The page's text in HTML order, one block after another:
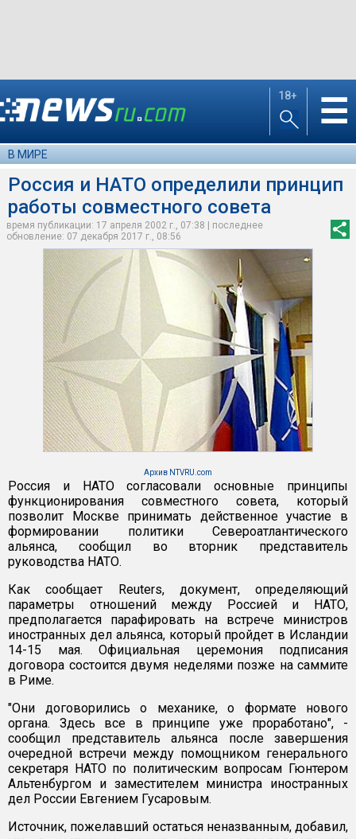
18+ ☰
В МИРЕ
Россия и НАТО определили принцип
работы совместного совета
время публикации: 17 апреля 2002 г., 07:38 | последнее
обновление: 07 декабря 2017 г., 08:56
Архив NTVRU.com
Россия и НАТО согласовали основные принципы
функционирования совместного совета, который
позволит Москве принимать действенное участие в
формировании политики Североатлантического
альянса, сообщил во вторник представитель
руководства НАТО.
Как сообщает Reuters, документ, определяющий
параметры отношений между Россией и НАТО,
предполагается парафировать на встрече министров
иностранных дел альянса, который пройдет в Исландии
14-15 мая. Официальная церемония подписания
договора состоится двумя неделями позже на саммите
в Риме.
"Они договорились о механике, о формате нового
органа. Здесь все в принципе уже проработано", -
сообщил представитель альянса после завершения
очередной встречи между помощником генерального
секретаря НАТО по политическим вопросам Гюнтером
Альтенбургом и заместителем министра иностранных
дел России Евгением Гусаровым.
Источник, пожелавший остаться неназванным, добавил,